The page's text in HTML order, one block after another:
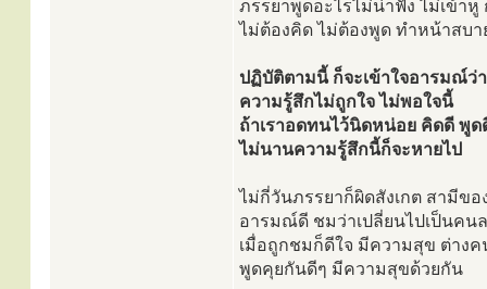
ภรรยาพูดอะไรไม่น่าฟัง ไม่เข้าหู
ไม่ต้องคิด ไม่ต้องพูด ทำหน้าสบา
ปฏิบัติตามนี้ ก็จะเข้าใจอารมณ์ว่า
ความรู้สึกไม่ถูกใจ ไม่พอใจนี้
ถ้าเราอดทนไว้นิดหน่อย คิดดี พูด
ไม่นานความรู้สึกนี้ก็จะหายไป
ไม่กี่วันภรรยาก็ผิดสังเกต สามีขอ
อารมณ์ดี ชมว่าเปลี่ยนไปเป็นคน
เมื่อถูกชมก็ดีใจ มีความสุข ต่าง
พูดคุยกันดีๆ มีความสุขด้วยกัน